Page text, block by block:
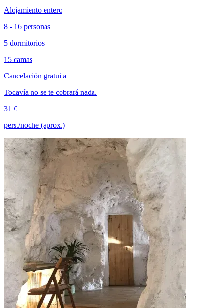
Alojamiento entero
8 - 16 personas
5 dormitorios
15 camas
Cancelación gratuita
Todavía no se te cobrará nada.
31 €
pers./noche (aprox.)